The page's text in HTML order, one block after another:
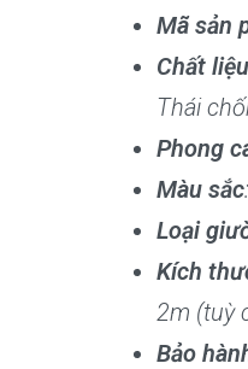
Mã sản
Chất
Thái
Phong
Màu sắc
Loại
Kích
2m (tuỳ
Bảo